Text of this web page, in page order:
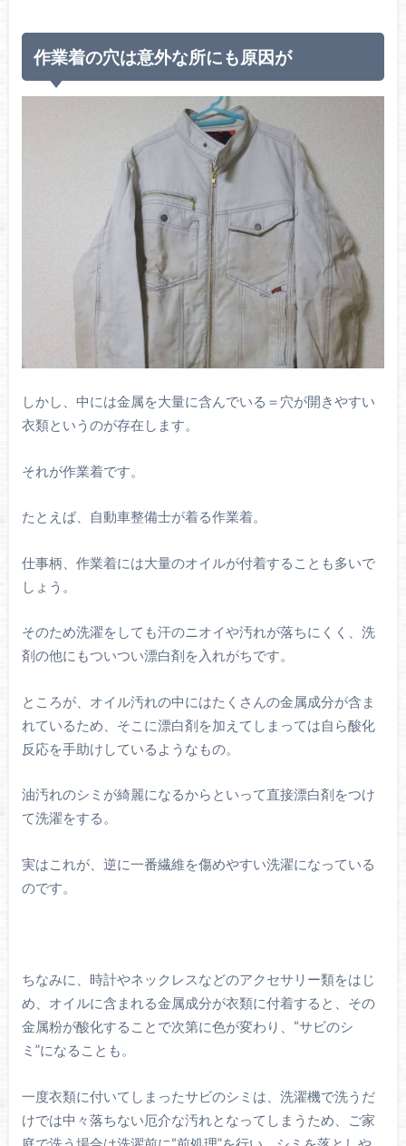
作業着の穴は意外な所にも原因が
しかし、中には金属を大量に含んでいる＝穴が開きやすい
衣類というのが存在します。
それが作業着です。
たとえば、自動車整備士が着る作業着。
仕事柄、作業着には大量のオイルが付着することも多いで
しょう。
そのため洗濯をしても汗のニオイや汚れが落ちにくく、洗
剤の他にもついつい漂白剤を入れがちです。
ところが、オイル汚れの中にはたくさんの金属成分が含ま
れているため、そこに漂白剤を加えてしまっては自ら酸化
反応を手助けしているようなもの。
油汚れのシミが綺麗になるからといって直接漂白剤をつけ
て洗濯をする。
実はこれが、逆に一番繊維を傷めやすい洗濯になっている
のです。
ちなみに、時計やネックレスなどのアクセサリー類をはじ
め、オイルに含まれる金属成分が衣類に付着すると、その
金属粉が酸化することで次第に色が変わり、“サビのシ
ミ”になることも。
一度衣類に付いてしまったサビのシミは、洗濯機で洗うだ
けでは中々落ちない厄介な汚れとなってしまうため、ご家